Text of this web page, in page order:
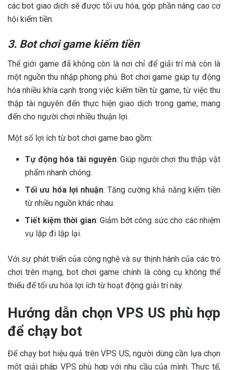
các bot giao dịch sẽ được tối ưu hóa, góp phần nâng cao cơ
hội kiếm tiền.
3. Bot chơi game kiếm tiền
Thế giới game đã không còn là nơi chỉ để giải trí mà còn là
một nguồn thu nhập phong phú. Bot chơi game giúp tự động
hóa nhiều khía cạnh trong việc kiếm tiền từ game, từ việc thu
thập tài nguyên đến thực hiện giao dịch trong game, mang
đến cho người chơi nhiều thuận lợi.
Một số lợi ích từ bot chơi game bao gồm:
Tự động hóa tài nguyên: Giúp người chơi thu thập vật
phẩm nhanh chóng.
Tối ưu hóa lợi nhuận: Tăng cường khả năng kiếm tiền
từ nhiều nguồn khác nhau.
Tiết kiệm thời gian: Giảm bớt công sức cho các nhiệm
vụ lặp đi lặp lại.
Với sự phát triển của công nghệ và sự thịnh hành của các trò
chơi trên mạng, bot chơi game chính là công cụ không thể
thiếu để tối ưu hóa lợi ích từ hoạt động giải trí này.
Hướng dẫn chọn VPS US phù hợp
để chạy bot
Để chạy bot hiệu quả trên VPS US, người dùng cần lựa chọn
một giải pháp VPS phù hợp với nhu cầu của mình. Thực tế,